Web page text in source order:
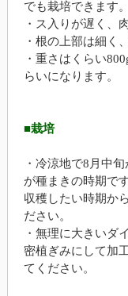
でも栽培できます。
・ス入りが遅く、
・根の上部は細く
・重さはくらい
らいになります。
■栽培
・冷涼地で8月中
が種まきの時期です
収穫したい時期か
ださい。
・無理に大きいダ
密植ぎみにして加
てください。